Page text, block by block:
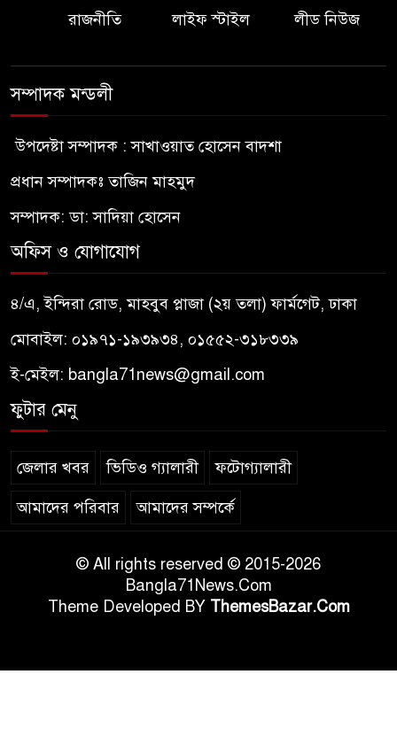
রাজনীতি
লাইফ স্টাইল লীড নিউজ
সম্পাদক মন্ডলী
উপদেষ্টা সম্পাদক : সাখাওয়াত হোসেন বাদশা
প্রধান সম্পাদকঃ তাজিন মাহমুদ
সম্পাদক: ডা: সাদিয়া হোসেন
অফিস ও যোগাযোগ
৪/এ, ইন্দিরা রোড, মাহবুব প্লাজা (২য় তলা) ফার্মগেট, ঢাকা
মোবাইল: ০১৯৭১-১৯৩৯৩৪, ০১৫৫২-৩১৮৩৩৯
ই-মেইল: bangla71news@gmail.com
ফুটার মেনু
জেলার খবর ভিডিও গ্যালারী ফটোগ্যালারী
আমাদের পরিবার আমাদের সম্পর্কে
© All rights reserved © 2015-2026
Bangla71News.Com
Theme Developed BY ThemesBazar.Com